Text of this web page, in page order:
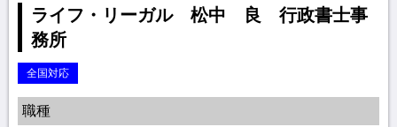
ライフ・リーガル 松中 良 行政書士事
務所
全国対応
職種